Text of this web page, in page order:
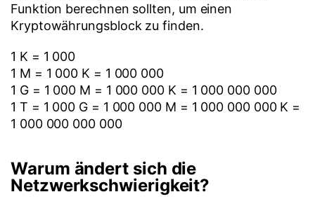
Funktion berechnen sollten, um einen
Kryptowährungsblock zu finden.
1 K = 1 000
1 M = 1 000 K = 1 000 000
1 G = 1 000 M = 1 000 000 K = 1 000 000 000
1 T = 1 000 G = 1 000 000 M = 1 000 000 000 K =
1 000 000 000 000
Warum ändert sich die
Netzwerkschwierigkeit?